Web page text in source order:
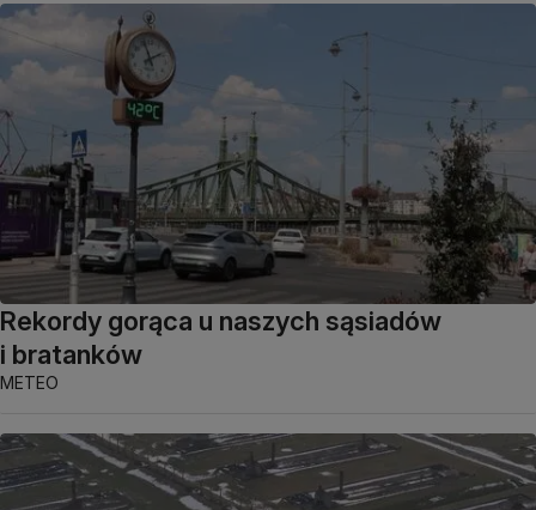
Rekordy gorąca u naszych sąsiadów
i bratanków
METEO